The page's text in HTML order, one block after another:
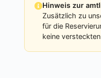
Hinweis zur
Zusätzlich zu
für die
keine